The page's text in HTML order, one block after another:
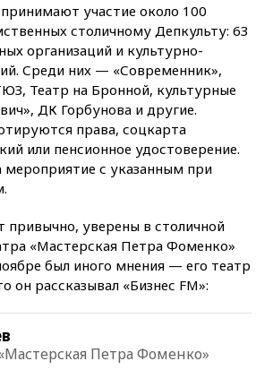
участие около 100
столичному Депкульту: 63
организаций и культурно-
Среди них — «Современник»,
Театр на Бронной, культурные
ДК Горбунова и другие.
права, соцкарта
или пенсионное удостоверение.
с указанным при
привычно, уверены в столичной
«Мастерская Петра Фоменко»
был иного мнения — его театр
он рассказывал «Бизнес FM»:
Петра Фоменко»